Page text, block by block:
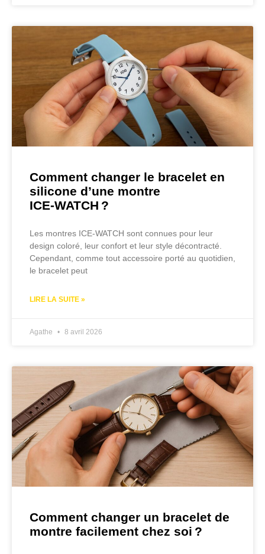
Comment changer le bracelet en
silicone d’une montre
ICE‑WATCH ?
Les montres ICE‑WATCH sont connues pour leur
design coloré, leur confort et leur style décontracté.
Cependant, comme tout accessoire porté au quotidien,
le bracelet peut
LIRE LA SUITE »
Agathe 8 avril 2026
Comment changer un bracelet de
montre facilement chez soi ?